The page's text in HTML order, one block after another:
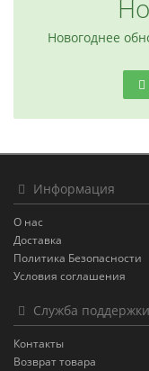
Новогоднее
Информация
О нас
Доставка
Политика Безопасности
Условия соглашения
Служба поддержки
Контакты
Возврат товара